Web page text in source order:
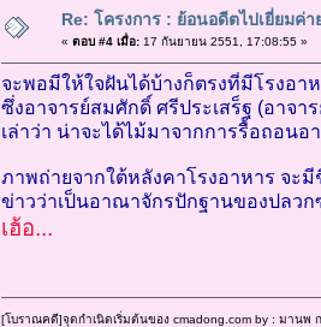
Re: โครงการ : ย้อนอดีตไปเยี่ยมค่
« ตอบ #4 เมื่อ:17 กันยายน 2551, 17:08:55 »
จะพอมีให้ใจฝันได้บ้างก็ตรงที่มีโรงอา
ซึ่งอาจารย์สมศักดิ์ ศรีประเสร็ฐ (อาจา
เล่าว่า น่าจะได้ไม้มาจากการรื้อถอนอ
ภาพถ่ายจากใต้หลังคาโรงอาหาร จะ
ข่าวว่าเป็นอาณาจักรปักฐานของปลวก
เฮ้อ...
[โบราณคดี]จุดกำเนิดเริ่มต้นของ cmadong.com by : มานพ